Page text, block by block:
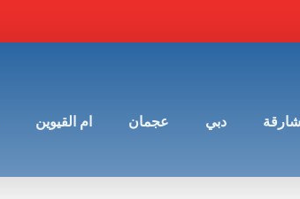
دبي عجمان ام القيوين